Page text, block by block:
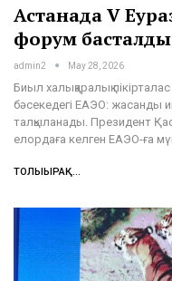
Астанада V
форум басталды
admin2 May 28, 2026
Биыл халықаралық
бәсекедегі ЕАЭО: жасанды
талқыланады. Президент
елордаға келген ЕАЭО-ға
ТОЛЫҒЫРАҚ...